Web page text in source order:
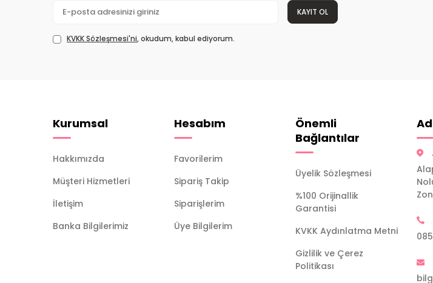
KAYIT OL
KVKK Sözleşmesi'ni, okudum, kabul ediyorum.
Kurumsal
Hakkımızda
Müşteri Hizmetleri
İletişim
Banka Bilgilerimiz
Hesabım
Favorilerim
Sipariş Takip
Siparişlerim
Üye Bilgilerim
Önemli
Bağlantılar
Üyelik Sözleşmesi
%100 Orijinallik
Garantisi
KVKK Aydınlatma Metni
Gizlilik ve Çerez
Politikası